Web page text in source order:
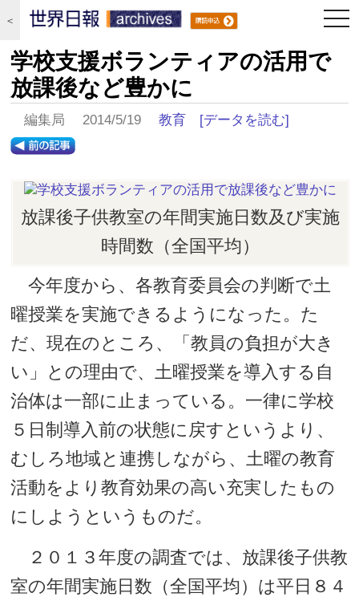
＜
学校支援ボランティアの活用で
放課後など豊かに
編集局 2014/5/19教育 [データを読む]
放課後子供教室の年間実施日数及び実施
時間数（全国平均）
今年度から、各教育委員会の判断で土
曜授業を実施できるようになった。た
だ、現在のところ、「教員の負担が大き
い」との理由で、土曜授業を導入する自
治体は一部に止まっている。一律に学校
５日制導入前の状態に戻すというより、
むしろ地域と連携しながら、土曜の教育
活動をより教育効果の高い充実したもの
にしようというものだ。
２０１３年度の調査では、放課後子供教
室の年間実施日数（全国平均）は平日８４